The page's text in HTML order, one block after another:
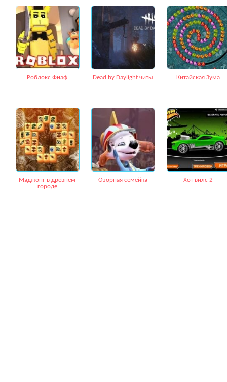
Роблокс Фнаф Dead by Daylight читы Китайская Зума
Маджонг в древнем
городе
Озорная семейка Хот вилс 2